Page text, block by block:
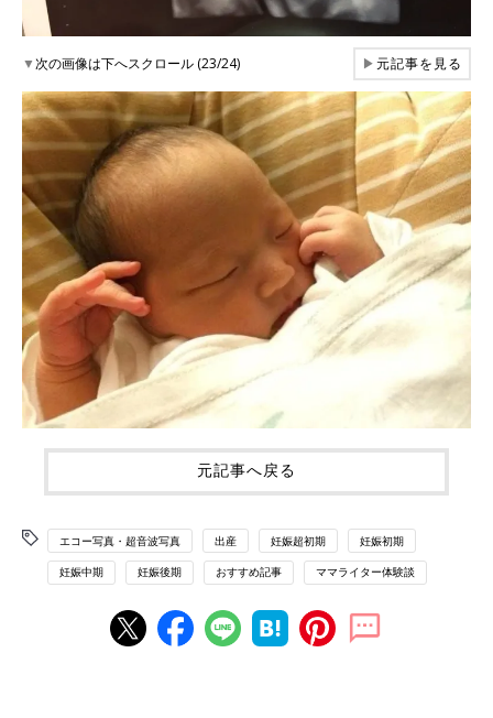
▼次の画像は下へスクロール (23/24) ▶元記事を見る
元記事へ戻る
エコー写真・超音波写真 出産 妊娠超初期 妊娠初期
妊娠中期 妊娠後期 おすすめ記事 ママライター体験談